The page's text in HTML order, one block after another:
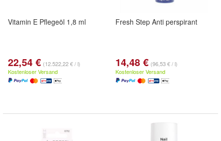
Vitamin E Pflegeöl 1,8 ml
22,54 € (12.522,22 € / l)
Kostenloser Versand
Fresh Step Anti perspirant
14,48 € (96,53 € / l)
Kostenloser Versand